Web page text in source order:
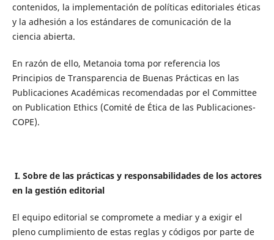
contenidos, la implementación de políticas editoriales éticas
y la adhesión a los estándares de comunicación de la
ciencia abierta.
En razón de ello, Metanoia toma por referencia los
Principios de Transparencia de Buenas Prácticas en las
Publicaciones Académicas recomendadas por el Committee
on Publication Ethics (Comité de Ética de las Publicaciones-
COPE).
I. Sobre de las prácticas y responsabilidades de los actores
en la gestión editorial
El equipo editorial se compromete a mediar y a exigir el
pleno cumplimiento de estas reglas y códigos por parte de